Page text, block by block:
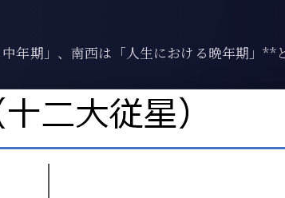
期」、南西は「人生における晩年期」**